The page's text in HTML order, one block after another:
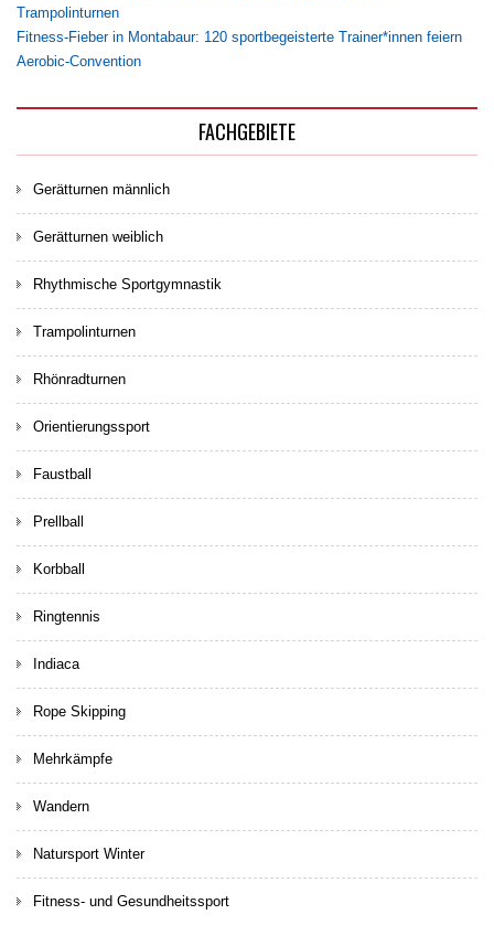
Trampolinturnen
Fitness-Fieber in Montabaur: 120 sportbegeisterte Trainer*innen feiern
Aerobic-Convention
FACHGEBIETE
Gerätturnen männlich
Gerätturnen weiblich
Rhythmische Sportgymnastik
Trampolinturnen
Rhönradturnen
Orientierungssport
Faustball
Prellball
Korbball
Ringtennis
Indiaca
Rope Skipping
Mehrkämpfe
Wandern
Natursport Winter
Fitness- und Gesundheitssport